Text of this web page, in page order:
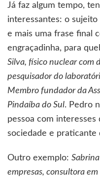
Já faz algum tempo,
interessantes: o
e mais uma frase final
engraçadinha, para
Silva, físico nuclear com
pesquisador do
Membro fundador da
Pindaíba do Sul. Pedro
pessoa com interesses
sociedade e praticante
Outro exemplo:
empresas, consultora